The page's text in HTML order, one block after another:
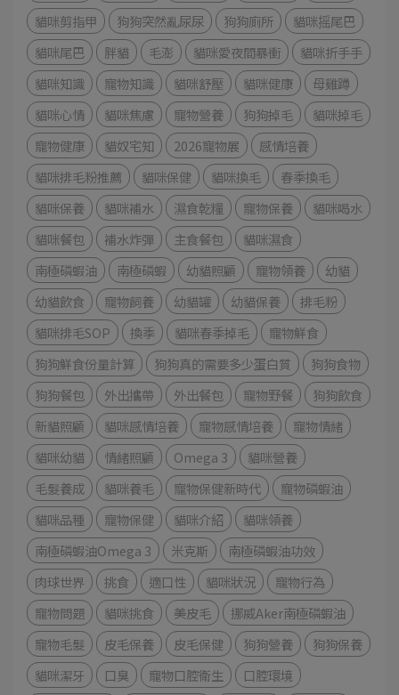
貓咪剪指甲
狗狗突然亂尿尿 狗狗廁所
貓咪摇尾巴
貓咪尾巴
胖貓 毛澎 貓咪愛夜間暴衝
貓咪折手手
貓咪知識
寵物知識 貓咪舒壓 貓咪健康
母雞蹲
貓咪心情
貓咪焦慮 寵物營養 狗狗掉毛
貓咪掉毛
寵物健康
貓奴宅知 2026寵物展
感情培養
貓咪排毛粉推薦
貓咪保健 貓咪換毛
春季換毛
貓咪保養
貓咪補水 濕食乾糧 寵物保養
貓咪喝水
貓咪餐包
補水炸彈 主食餐包
貓咪濕食
南極磷蝦油
南極磷蝦 幼貓照顧 寵物領養
幼貓
幼貓飲食
寵物飼養 幼貓罐 幼貓保養
排毛粉
貓咪排毛SOP
換季 貓咪春季掉毛
寵物鮮食
狗狗鮮食份量計算
狗狗真的需要多少蛋白質
狗狗食物
狗狗餐包
外出攜帶 外出餐包 寵物野餐
狗狗飲食
新貓照顧
貓咪感情培養 寵物感情培養
寵物情緒
貓咪幼貓
情緒照顧 Omega 3
貓咪營養
毛髮養成
貓咪養毛 寵物保健新時代
寵物磷蝦油
貓咪品種
寵物保健 貓咪介紹
貓咪領養
南極磷蝦油Omega 3
米克斯
南極磷蝦油功效
肉球世界
挑食 適口性 貓咪狀況
寵物行為
寵物問題
貓咪挑食 美皮毛
挪威Aker南極磷蝦油
寵物毛髮
皮毛保養 皮毛保健 狗狗營養
狗狗保養
貓咪潔牙
口臭 寵物口腔衛生
口腔環境